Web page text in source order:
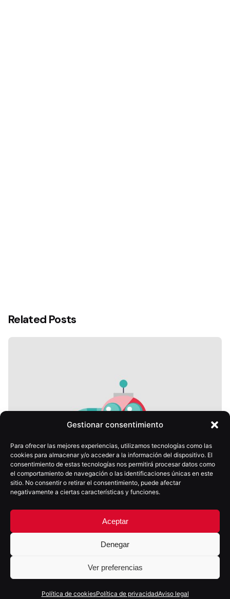
Gestionar consentimiento
Para ofrecer las mejores experiencias, utilizamos tecnologías como las
cookies para almacenar y/o acceder a la información del dispositivo. El
consentimiento de estas tecnologías nos permitirá procesar datos como
el comportamiento de navegación o las identificaciones únicas en este
sitio. No consentir o retirar el consentimiento, puede afectar
negativamente a ciertas características y funciones.
Aceptar
Denegar
Ver preferencias
Política de cookiesPolítica de privacidadAviso legal
Related Posts
GEO: qué es el Generative Engine
Optimization y por qué tu marca debe